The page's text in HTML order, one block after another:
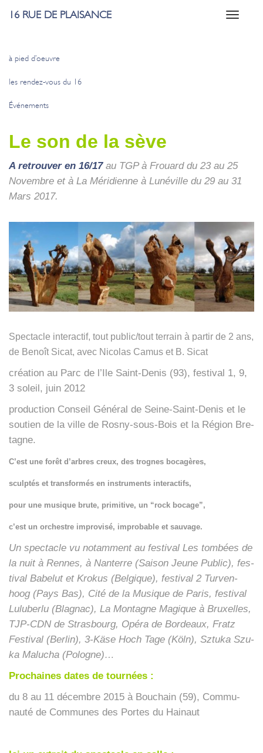
Toggle
16 RUE DE PLAISANCE
à pied d’oeuvre
les rendez-vous du 16
Événements
Le son de la sève
A retrou­ver en 16/17au TGP à Frouard du 23 au 25
Novembre et à La Méri­dienne à Luné­ville du 29 au 31
Mars 2017.
Spec­tacle inter­ac­tif, tout public/tout ter­rain à par­tir de 2 ans,
de Benoît Sicat, avec Nico­las Camus et B. Sicat
créa­tion au Parc de l’Ile Saint-Denis (93), fes­ti­val 1, 9,
3 soleil, juin 2012
pro­duc­tion Conseil Géné­ral de Seine-Saint-Denis et le
sou­tien de la ville de Ros­ny-sous-Bois et la Région Bre­
tagne.
C’est une forêt d’arbres creux, des trognes boca­gères,
sculp­tés et trans­for­més en ins­tru­ments inter­ac­tifs,
pour une musique brute, pri­mi­tive, un “rock bocage”,
c’est un orchestre impro­vi­sé, impro­bable et sau­vage.
Un spec­tacle vu notam­ment au fes­ti­val Les tom­bées de
la nuit à Rennes, à Nan­terre (Sai­son Jeune Public), fes­
ti­val Babe­lut et Kro­kus (Bel­gique), fes­ti­val 2 Tur­ven­
hoog (Pays Bas), Cité de la Musique de Paris, fes­ti­val
Lulu­ber­lu (Bla­gnac), La Mon­tagne Magique à Bruxelles,
TJP-CDN de Stras­bourg, Opé­ra de Bor­deaux, Fratz
Fes­ti­val (Ber­lin), 3‑Käse Hoch Tage (Köln), Sztu­ka Szu­
ka Malu­cha (Pologne)…
Pro­chaines dates de tour­nées :
du 8 au 11 décembre 2015 à Bou­chain (59), Com­mu­
nau­té de Com­munes des Portes du Hai­naut